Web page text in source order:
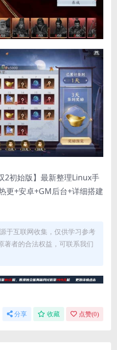
2初始版】最新整理Linux手
更+安卓+GM后台+详细搭建
于互联网收集，仅供学习参考
著者的合法权益，可联系我们
分享 收藏 点赞(0)